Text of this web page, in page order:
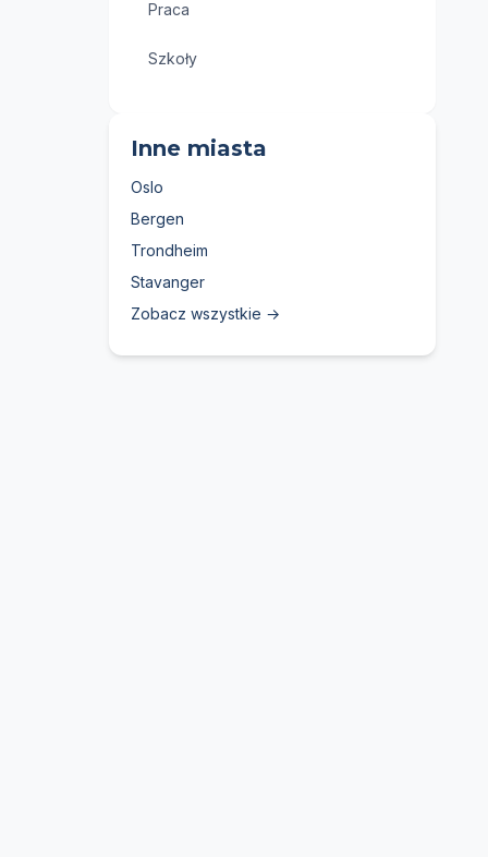
Praca
Szkoły
Inne miasta
Oslo
Bergen
Trondheim
Stavanger
Zobacz wszystkie →